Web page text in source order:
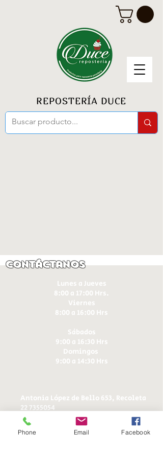
REPOSTERÍA DUCE
Contáctanos
Lunes a Jueves
8:00 a 17:00 Hrs.
Viernes
8:00 a 16:00 Hrs​
Sábados
9:00 a 16:30 Hrs
Domingos
9:00 a 14:30 Hrs
Antonia López de Bello 653, Recoleta
22 7355054
22 7375725
+56 9 75224598
ducereposteria@gmail.com
Phone Email Facebook